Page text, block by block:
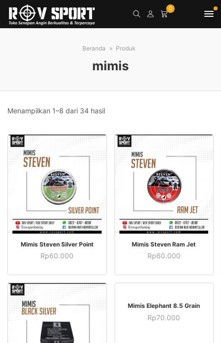
0
Beranda Produk
mimis
Menampilkan 1–8 dari 34 hasil
BELI SEKARANG
Mimis Steven Silver Point
Rp60.000
BELI SEKARANG
Mimis Steven Ram Jet
Rp60.000
STOK HABIS
Mimis Elephant 8.5 Grain
Rp70.000